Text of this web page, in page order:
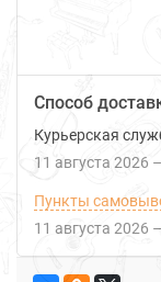
Способ
Курьерская
11 августа 2026 –
Пункты
11 августа 2026 –